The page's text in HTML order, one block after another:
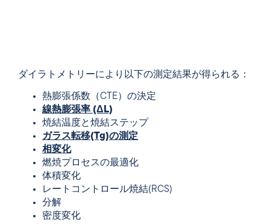
ダイラトメトリーにより以下の測定結果が得られる：
熱膨張係数（CTE）の決定
線熱膨張率 (ΔL)
焼結温度と焼結ステップ
ガラス転移(Tg)の測定
相変化
燃焼プロセスの最適化
体積変化
レートコントロール焼結(RCS)
分解
密度変化